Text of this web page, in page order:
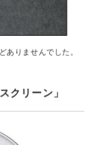
ありませんでした。
クリーン」